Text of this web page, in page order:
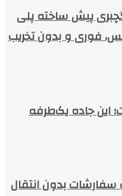
پیش ساخته پلی
فوری و بدون تخریب
این جاده یک‌طرفه
سفارشات بدون انتقال